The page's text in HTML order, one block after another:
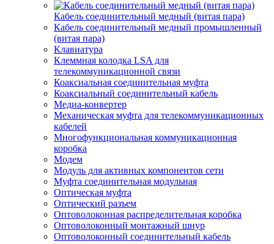
Кабель соединительный медный (витая пара)
Кабель соединительный медный промышленный
(витая пара)
Клавиатура
Клеммная колодка LSA для
телекоммуникационной связи
Коаксиальная соединительная муфта
Коаксиальный соединительный кабель
Медиа-конвертер
Механическая муфта для телекоммуникационных
кабелей
Многофункциональная коммуникационная
коробка
Модем
Модуль для активных компонентов сети
Муфта соединительная модульная
Оптическая муфта
Оптический разъем
Оптоволоконная распределительная коробка
Оптоволоконный монтажный шнур
Оптоволоконный соединительный кабель